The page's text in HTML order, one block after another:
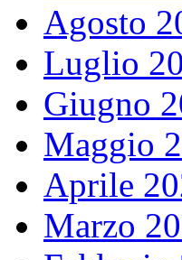
Agosto
Luglio
Giugno
Maggio
Aprile
Marzo